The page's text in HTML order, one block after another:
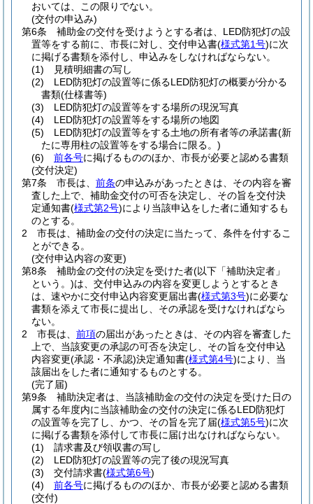
おいては、この限りでない。
(交付の申込み)
第6条
補助金の交付を受けようとする者は、LED防犯灯の設
置等をする前に、市長に対し、交付申込書(様式第1号)に次
に掲げる書類を添付し、申込みをしなければならない。
(1)
見積明細書の写し
(2)
LED防犯灯の設置等に係るLED防犯灯の概要が分かる
書類(仕様書等)
(3)
LED防犯灯の設置等をする場所の現況写真
(4)
LED防犯灯の設置等をする場所の地図
(5)
LED防犯灯の設置等をする土地の所有者等の承諾書(新
たに専用柱の設置等をする場合に限る。)
(6)
前各号に掲げるもののほか、市長が必要と認める書類
(交付決定)
第7条
市長は、 前条の申込みがあったときは、その内容を審
査した上で、補助金交付の可否を決定し、その旨を交付決
定通知書(様式第2号)により当該申込をした者に通知するも
のとする。
2
市長は、補助金の交付の決定に当たって、条件を付するこ
とができる。
(交付申込内容の変更)
第8条
補助金の交付の決定を受けた者(以下「補助決定者」
という。)は、交付申込みの内容を変更しようとするとき
は、速やかに交付申込内容変更届出書(様式第3号)に必要な
書類を添えて市長に提出し、その承認を受けなければなら
ない。
2
市長は、 前項の届出があったときは、その内容を審査した
上で、当該変更の承認の可否を決定し、その旨を交付申込
内容変更(承認・不承認)決定通知書(様式第4号)により、当
該届出をした者に通知するものとする。
(完了届)
第9条
補助決定者は、当該補助金の交付の決定を受けた日の
属する年度内に当該補助金の交付の決定に係るLED防犯灯
の設置等を完了し、かつ、その旨を完了届(様式第5号)に次
に掲げる書類を添付して市長に届け出なければならない。
(1)
請求書及び領収書の写し
(2)
LED防犯灯の設置等の完了後の現況写真
(3)
交付請求書(様式第6号)
(4)
前各号に掲げるもののほか、市長が必要と認める書類
(交付)